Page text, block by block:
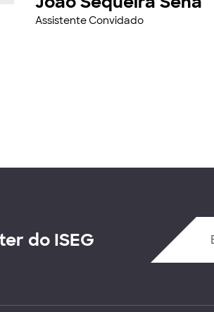
Assistente Convidado
do ISEG